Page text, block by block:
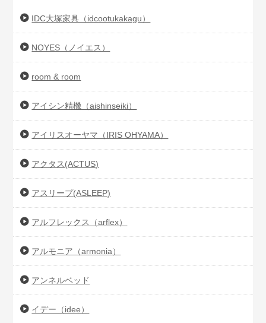
IDC大塚家具（idcootukakagu）
NOYES（ノイエス）
room & room
アイシン精機（aishinseiki）
アイリスオーヤマ（IRIS OHYAMA）
アクタス(ACTUS)
アスリープ(ASLEEP)
アルフレックス（arflex）
アルモニア（armonia）
アンネルベッド
イデー（idee）